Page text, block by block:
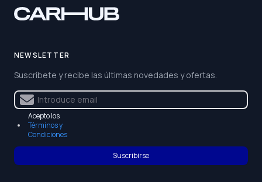
NEWSLETTER
Suscríbete y recibe las últimas novedades y ofertas.
Acepto los
Términos y
Condiciones
Suscribirse